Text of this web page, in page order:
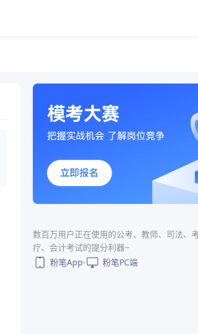
数百万用户正在使用的公考、教师、司法、
疗、会计考试的提分利器~
粉笔App
粉笔PC端